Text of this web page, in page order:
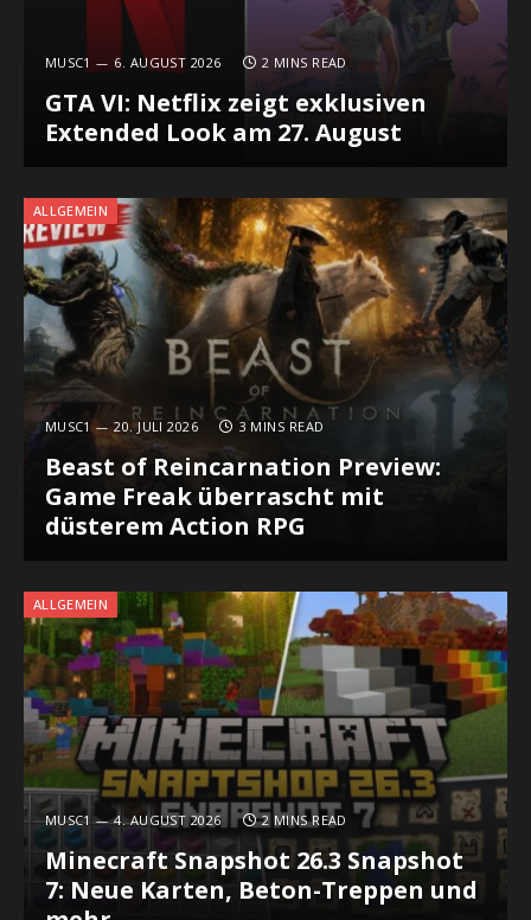
MUSC1 6. AUGUST 2026 2 MINS READ
GTA VI: Netflix zeigt exklusiven
Extended Look am 27. August
ALLGEMEIN
MUSC1 20. JULI 2026 3 MINS READ
Beast of Reincarnation Preview:
Game Freak überrascht mit
düsterem Action RPG
ALLGEMEIN
MUSC1 4. AUGUST 2026 2 MINS READ
Minecraft Snapshot 26.3 Snapshot
7: Neue Karten, Beton-Treppen und